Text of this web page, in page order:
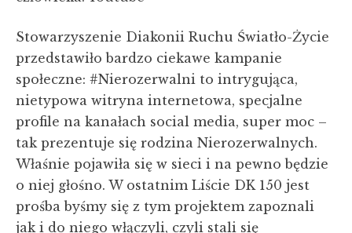
Stowarzyszenie Diakonii Ruchu Światło-Życie
przedstawiło bardzo ciekawe kampanie
społeczne: #Nierozerwalni to intrygująca,
nietypowa witryna internetowa, specjalne
profile na kanałach social media, super moc –
tak prezentuje się rodzina Nierozerwalnych.
Właśnie pojawiła się w sieci i na pewno będzie
o niej głośno. W ostatnim Liście DK 150 jest
prośba byśmy się z tym projektem zapoznali
jak i do niego włączyli, czyli stali się